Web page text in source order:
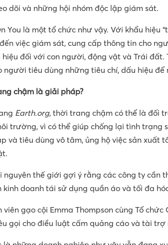
dõi và những hội nhóm độc lập giám sát.
You là một tổ chức như vậy. Với khẩu hiệu
việc giám sát, cung cấp thông tin cho
đối với con người, động vật và Trái đất.
người tiêu dùng những tiêu chí, dấu hiệu để
chậm là giải pháp?
Earth.org, thời trang chậm có thể là đối
trường, vì có thể giúp chống lại tình trạng
và tiêu dùng vô tâm, ủng hộ việc sản xuất
nguyên thế giới gợi ý rằng các công ty cần
kinh doanh tái sử dụng quần áo và tối đa
viên gạo cội Emma Thompson cùng Tổ
gọi cho điều luật cấm quảng cáo và tài trợ